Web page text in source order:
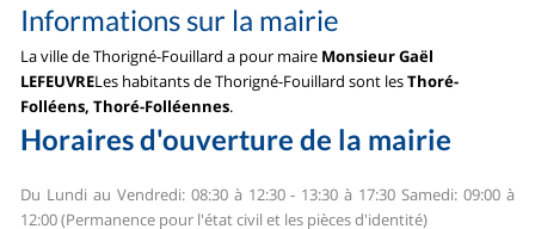
Informations sur la mairie
La ville de Thorigné-Fouillard a pour maire Monsieur Gaël
LEFEUVRELes habitants de Thorigné-Fouillard sont lesThoré-
Folléens, Thoré-Folléennes.
Horaires d'ouverture de la mairie
Du Lundi au Vendredi: 08:30 à 12:30 - 13:30 à 17:30 Samedi: 09:00 à
12:00 (Permanence pour l'état civil et les pièces d'identité)